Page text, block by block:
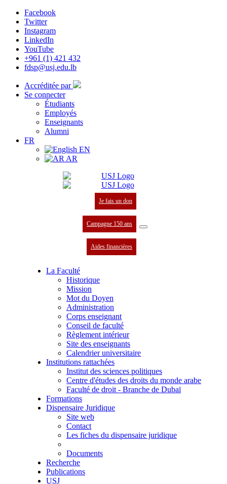
Facebook
Twitter
Instagram
LinkedIn
YouTube
+961 (1) 421 432
fdsp@usj.edu.lb
Accréditée par
Se connecter
Étudiants
Employés
Enseignants
Alumni
FR
EN
AR
Je fais un don
Campagne 150 ans
Aides financières
La Faculté
Historique
Mission
Mot du Doyen
Administration
Corps enseignant
Conseil de faculté
Règlement intérieur
Site des enseignants
Calendrier universitaire
Institutions rattachées
Institut des sciences politiques
Centre d'études des droits du monde arabe
Faculté de droit - Branche de Dubaï
Formations
Dispensaire Juridique
Site web
Contact
Les fiches du dispensaire juridique
Documents
Recherche
Publications
USJ